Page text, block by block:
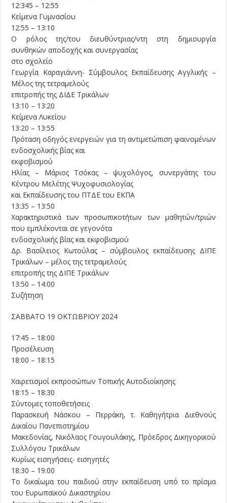
12:345 – 12:55
Κείμενα Γυμνασίου
12:55 – 13:10
Ο ρόλος της/του διευθύντριας/ντη στη δημιουργία
συνθηκών αποδοχής και συνεργασίας
στο σχολείο
Γεωργία Καραγιάννη- Σύμβουλος Εκπαίδευσης Αγγλικής –
Μέλος της τετραμελούς
επιτροπής της ΔΙΔΕ Τρικάλων
13:10 – 13:20
Κείμενα Λυκείου
13:20 – 13:55
Πρόταση οδηγός ενεργειών για τη αντιμετώπιση φαινομένων
ενδοσχολικής βίας και
εκφοβισμού
Ηλίας – Μάριος Τσόκας – ψυχολόγος, συνεργάτης του
Κέντρου Μελέτης Ψυχοφυσιολογίας
και Εκπαίδευσης του ΠΤΔΕ του ΕΚΠΑ
13:35 – 13:50
Χαρακτηριστικά των προσωπικοτήτων των μαθητών/τριών
που εμπλέκονται σε γεγονότα
ενδοσχολικής βίας και εκφοβισμού
Δρ. Βασίλειος Κωτούλας – σύμβουλος εκπαίδευσης ΔΙΠΕ
Τρικάλων – μέλος της τετραμελούς
επιτροπής της ΔΙΠΕ Τρικάλων
13:50 – 14:00
Συζήτηση
ΣΑΒΒΑΤΟ 19 ΟΚΤΩΒΡΙΟΥ 2024
17:45 – 18:00
Προσέλευση
18:00 – 18:15
Χαιρετισμοί εκπροσώπων Τοπικής Αυτοδιοίκησης
18:15 – 18:30
Σύντομες τοποθετήσεις
Παρασκευή Νάσκου – Περράκη, τ. Καθηγήτρια Διεθνούς
Δικαίου Πανεπιστημίου
Μακεδονίας, Νικόλαος Γουγουλάκης, Πρόεδρος Δικηγορικού
Συλλόγου Τρικάλων
Κυρίως εισηγήσεις- εισηγητές
18:30 – 19:00
Το δικαίωμα του παιδιού στην εκπαίδευση υπό το πρίσμα
του Ευρωπαϊκού Δικαστηρίου